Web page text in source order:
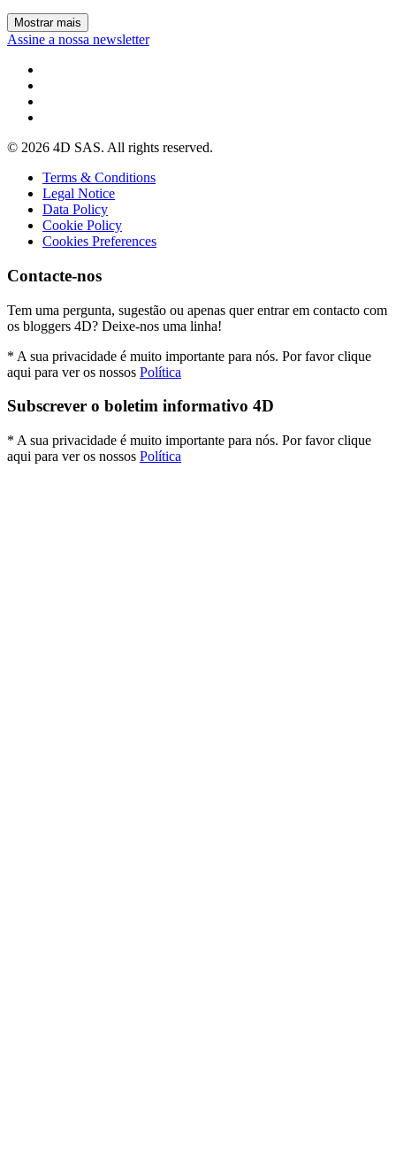
Mostrar mais
Assine a nossa newsletter
© 2026 4D SAS. All rights reserved.
Terms & Conditions
Legal Notice
Data Policy
Cookie Policy
Cookies Preferences
Contacte-nos
Tem uma pergunta, sugestão ou apenas quer entrar em contacto com
os bloggers 4D? Deixe-nos uma linha!
* A sua privacidade é muito importante para nós. Por favor clique
aqui para ver os nossos Política
Subscrever o boletim informativo 4D
* A sua privacidade é muito importante para nós. Por favor clique
aqui para ver os nossos Política